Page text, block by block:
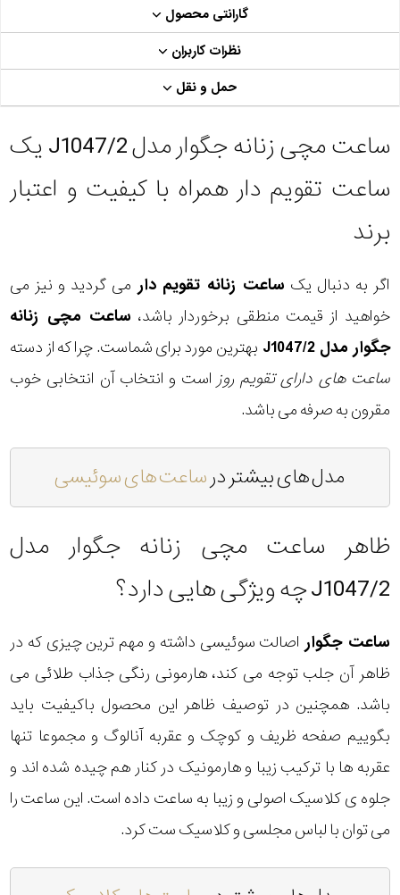
گارانتی محصول
نظرات کاربران
حمل و نقل
ساعت مچی زنانه جگوار مدل J1047/2 یک
ساعت تقویم دار همراه با کیفیت و اعتبار
برند
اگر به دنبال یک ساعت زنانه تقویم دار می گردید و نیز می
خواهید از قیمت منطقی برخوردار باشد، ساعت مچی زنانه
جگوار مدل J1047/2
بهترین مورد برای شماست. چرا که از دسته
ساعت های دارای تقویم روز است و انتخاب آن انتخابی خوب
مقرون به صرفه می باشد.
مدل های بیشتر درساعت های سوئیسی
ظاهر ساعت مچی زنانه جگوار مدل
J1047/2 چه ویژگی هایی دارد؟
ساعت جگوار اصالت سوئیسی داشته و مهم ترین چیزی که در
ظاهر آن جلب توجه می کند، هارمونی رنگی جذاب طلائی می
باشد. همچنین در توصیف ظاهر این محصول باکیفیت باید
بگوییم صفحه ظریف و کوچک و عقربه آنالوگ و مجموعا تنها
عقربه ها با ترکیب زیبا و هارمونیک در کنار هم چیده شده اند و
جلوه ی کلاسیک اصولی و زیبا به ساعت داده است. این ساعت را
می توان با لباس مجلسی و کلاسیک ست کرد.